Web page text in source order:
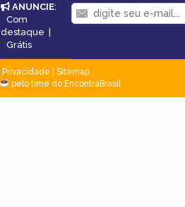
ANUNCIE:
Com
destaque |
Grátis
Privacidade
Sitemap
pelo time do EncontraBrasil